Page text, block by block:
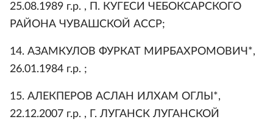
25.08.1989 г.р. , П. КУГЕСИ ЧЕБОКСАРСКОГО
РАЙОНА ЧУВАШСКОЙ АССР;
14. АЗАМКУЛОВ ФУРКАТ МИРБАХРОМОВИЧ*,
26.01.1984 г.р. ;
15. АЛЕКПЕРОВ АСЛАН ИЛХАМ ОГЛЫ*,
22.12.2007 г.р. , Г. ЛУГАНСК ЛУГАНСКОЙ